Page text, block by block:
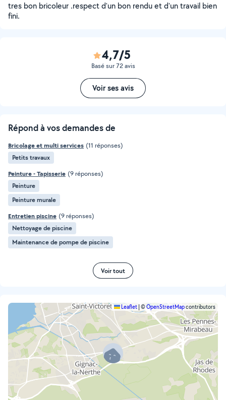
tres bon bricoleur .respect d'un bon rendu et d'un travail bien
fini.
4,7/5
Basé sur 72 avis
Voir ses avis
Répond à vos demandes de
Bricolage et multi services (11 réponses)
Petits travaux
Peinture - Tapisserie (9 réponses)
Peinture
Peinture murale
Entretien piscine (9 réponses)
Nettoyage de piscine
Maintenance de pompe de piscine
Voir tout
Leaflet ©OpenStreetMapcontributors